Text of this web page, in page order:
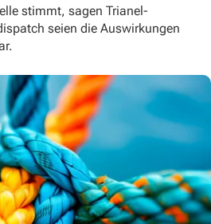
stimmt, sagen Trianel-
seien die Auswirkungen